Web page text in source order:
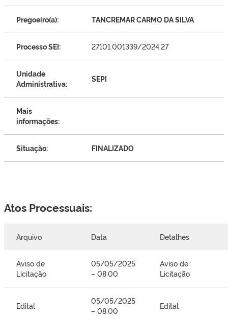
Pregoeiro(a): TANCREMAR CARMO DA SILVA
Processo SEI: 27101.001339/2024.27
Unidade
Administrativa:
SEPI
Mais
informações:
Situação: FINALIZADO
Atos Processuais:
Arquivo Data Detalhes
Aviso de
Licitação
05/05/2025
– 08:00
Aviso de
Licitação
Edital
05/05/2025
– 08:00
Edital